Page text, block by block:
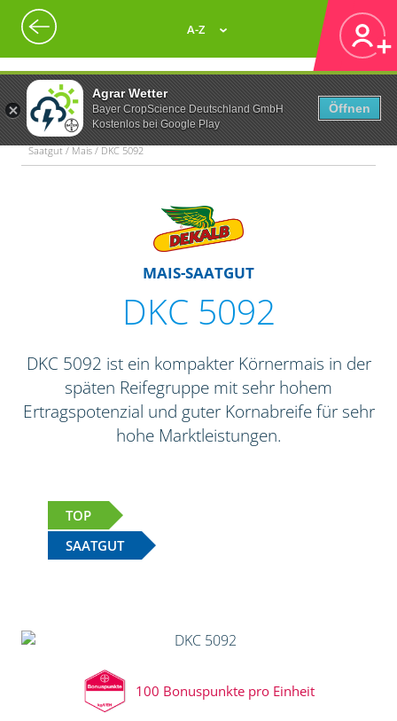
Agrar Wetter
Bayer CropScience Deutschland GmbH
Kostenlos bei Google Play
Öffnen
A-Z
Saatgut / Mais / DKC 5092
MAIS-SAATGUT
DKC 5092
DKC 5092 ist ein kompakter Körnermais in der
späten Reifegruppe mit sehr hohem
Ertragspotenzial und guter Kornabreife für sehr
hohe Marktleistungen.
TOP
SAATGUT
100 Bonuspunkte pro Einheit